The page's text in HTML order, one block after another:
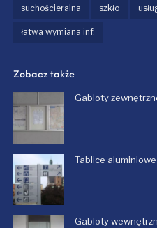
suchościeralna szkło
łatwa wymiana inf.
Zobacz także
Gabloty
Tablice
Gabloty